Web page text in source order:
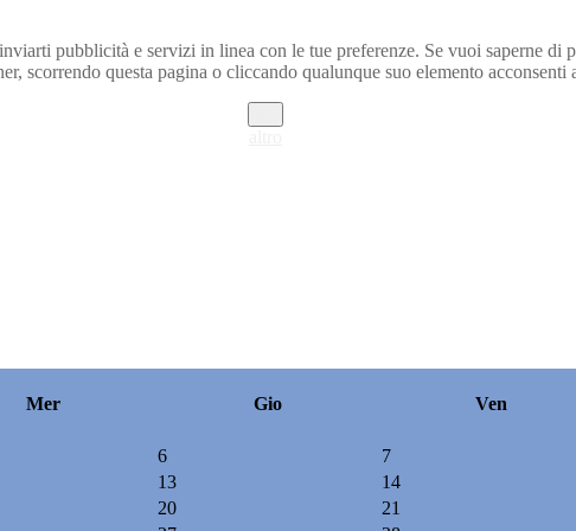
pubblicità e servizi in linea con le tue preferenze. Se vuoi saperne di
scorrendo questa pagina o cliccando qualunque suo elemento acconsenti
Mer Gio Ven
6 7
13 14
20 21